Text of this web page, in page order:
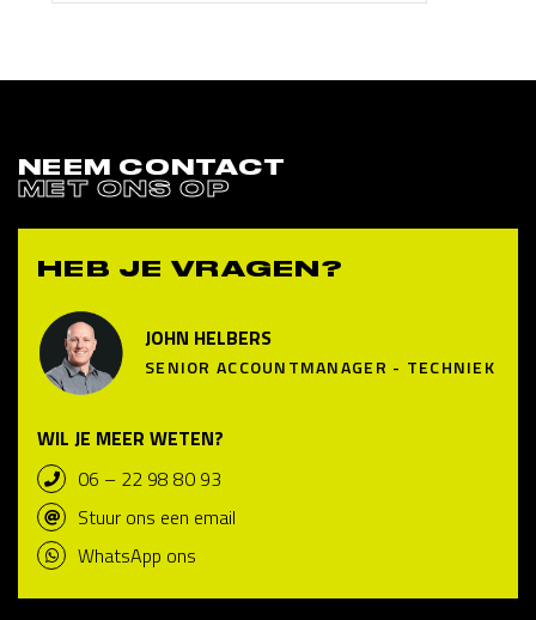
NEEM CONTACT
MET ONS OP
HEB JE VRAGEN?
JOHN HELBERS
SENIOR ACCOUNTMANAGER - TECHNIEK
WIL JE MEER WETEN?
06 – 22 98 80 93
Stuur ons een email
WhatsApp ons